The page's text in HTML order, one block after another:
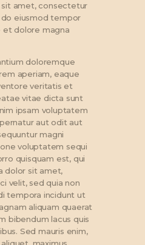
sit amet, consectetur
eiusmod tempor
et dolore magna
doloremque
aperiam, eaque
veritatis et
vitae dicta sunt
ipsam voluptatem
aut odit aut
magni
voluptatem sequi
quisquam est, qui
dolor sit amet,
velit, sed quia non
tempora incidunt ut
aliquam quaerat
bibendum lacus quis
Sed mauris enim,